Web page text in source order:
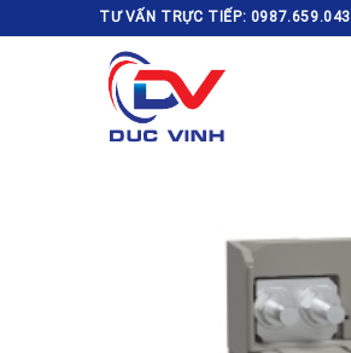
to
TƯ VẤN TRỰC TIẾP: 0987.659.043